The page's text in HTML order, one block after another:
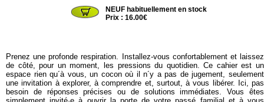
NEUF habituellement en stock
Prix : 16.00€
Prenez une profonde respiration. Installez-vous confortablement et laissez
de côté, pour un moment, les pressions du quotidien. Ce cahier est un
espace rien qu´à vous, un cocon où il n´y a pas de jugement, seulement
une invitation à explorer, à comprendre et, surtout, à vous libérer. Ici, pas
besoin de réponses précises ou de solutions immédiates. Vous êtes